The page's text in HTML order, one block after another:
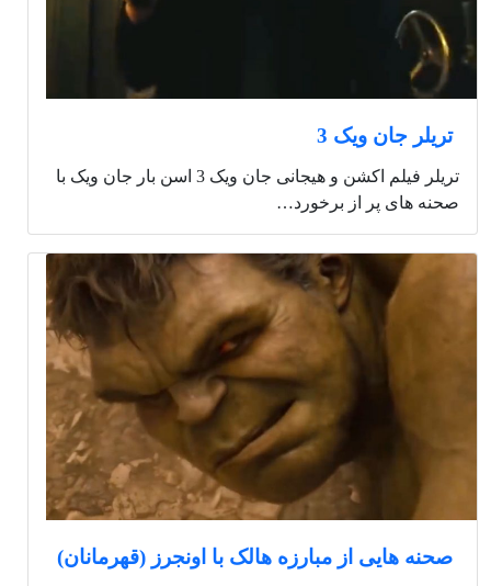
تریلر جان ویک 3
تریلر فیلم اکشن و هیجانی جان ویک 3 اسن بار جان ویک با
صحنه های پر از برخورد…
صحنه هایی از مبارزه هالک با اونجرز (قهرمانان)